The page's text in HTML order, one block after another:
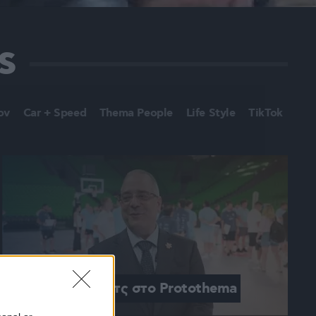
Car + Speed Thema People Life Style TikTok
O Γκόραν Σάσιτς στο Protothema